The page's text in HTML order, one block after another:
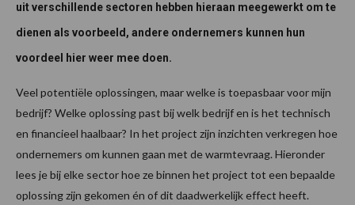
uit verschillende sectoren hebben hieraan meegewerkt om te
dienen als voorbeeld, andere ondernemers kunnen hun
voordeel hier weer mee doen.
Veel potentiële oplossingen, maar welke is toepasbaar voor mijn
bedrijf? Welke oplossing past bij welk bedrijf en is het technisch
en financieel haalbaar? In het project zijn inzichten verkregen hoe
ondernemers om kunnen gaan met de warmtevraag. Hieronder
lees je bij elke sector hoe ze binnen het project tot een bepaalde
oplossing zijn gekomen én of dit daadwerkelijk effect heeft.